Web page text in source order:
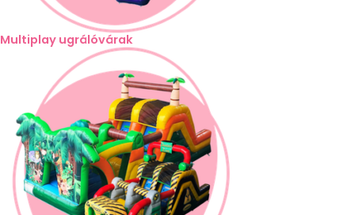
Multiplay ugrálóvárak